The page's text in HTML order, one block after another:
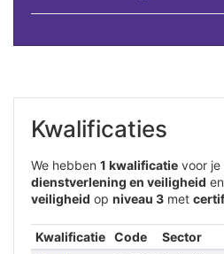
Kwalificaties
We hebben 1 kwalificatie voor je
dienstverlening en veiligheid
veiligheid op niveau 3 met
Kwalificatie Code Sector